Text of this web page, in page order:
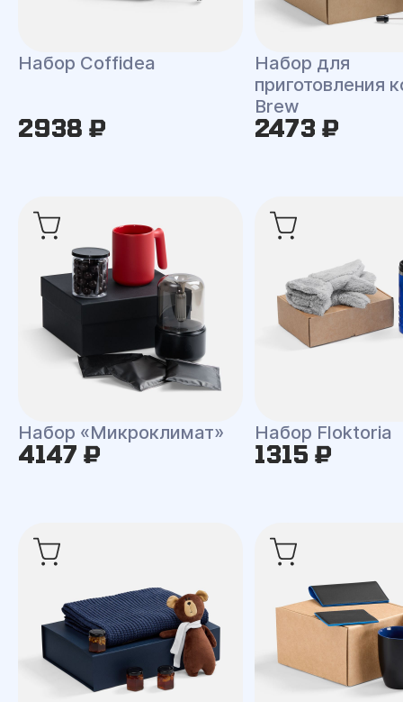
Набор Coffidea
2938 ₽
Набор для
приготовления
Brew
2473 ₽
Набор «Микроклимат»
4147 ₽
Набор Floktoria
1315 ₽